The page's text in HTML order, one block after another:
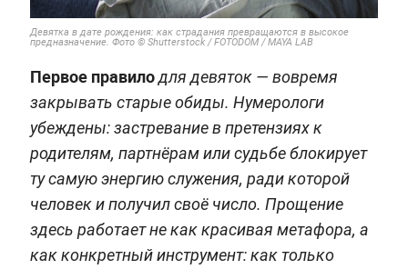
Девятка в дате рождения: как страдания превращаются в высокое
предназначение. Фото © Shutterstock / FOTODOM / MAYA LAB
Первое правилодля девяток — вовремя
закрывать старые обиды. Нумерологи
убеждены: застревание в претензиях к
родителям, партнёрам или судьбе блокирует
ту самую энергию служения, ради которой
человек и получил своё число. Прощение
здесь работает не как красивая метафора, а
как конкретный инструмент: как только